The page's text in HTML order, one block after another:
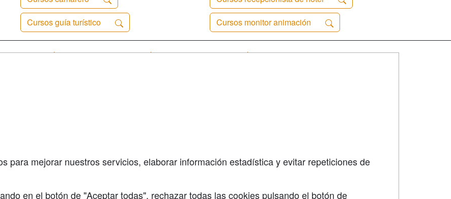
Cursos guía turístico Cursos monitor animación
para mejorar nuestros servicios, elaborar información estadística y evitar repeticiones de
en el botón de "Aceptar todas", rechazar todas las cookies pulsando el botón de